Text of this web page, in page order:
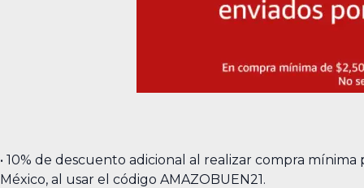
• 10% de descuento adicional al realizar compra
México, al usar el código AMAZOBUEN21.